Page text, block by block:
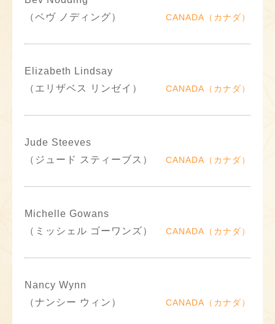
（ベヴ ノディング）
CANADA（カナダ）
Elizabeth Lindsay
（エリザベス リンゼイ）
CANADA（カナダ）
Jude Steeves
（ジュード スティーブス）
CANADA（カナダ）
Michelle Gowans
（ミッシェル ゴーワンズ）
CANADA（カナダ）
Nancy Wynn
（ナンシー ウィン）
CANADA（カナダ）